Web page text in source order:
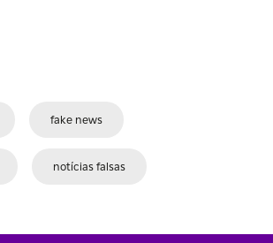
fake news
notícias falsas